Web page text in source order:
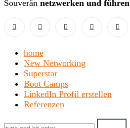
Souverän netzwerken und führen
home
New Networking
Superstar
Boot Camps
LinkedIn Profil erstellen
Referenzen